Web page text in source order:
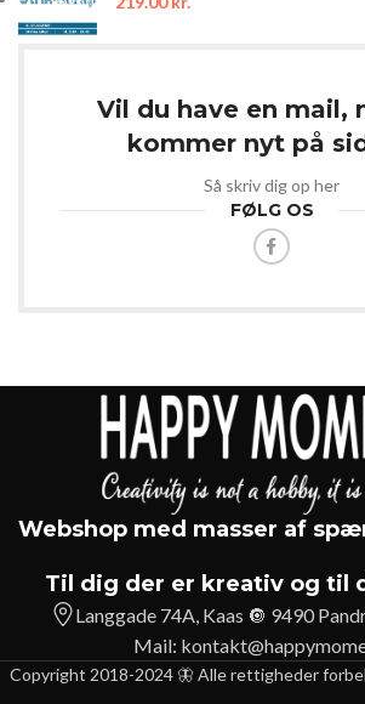
Vil du have en mail,
kommer nyt på
Så skriv dig op her
FØLG OS
Webshop med masser af
Til dig der er kreativ og til
Langgade 74A, Kaas 🔘 9490
Mail:
Copyright 2018-2024 🦋 Alle rettigheder